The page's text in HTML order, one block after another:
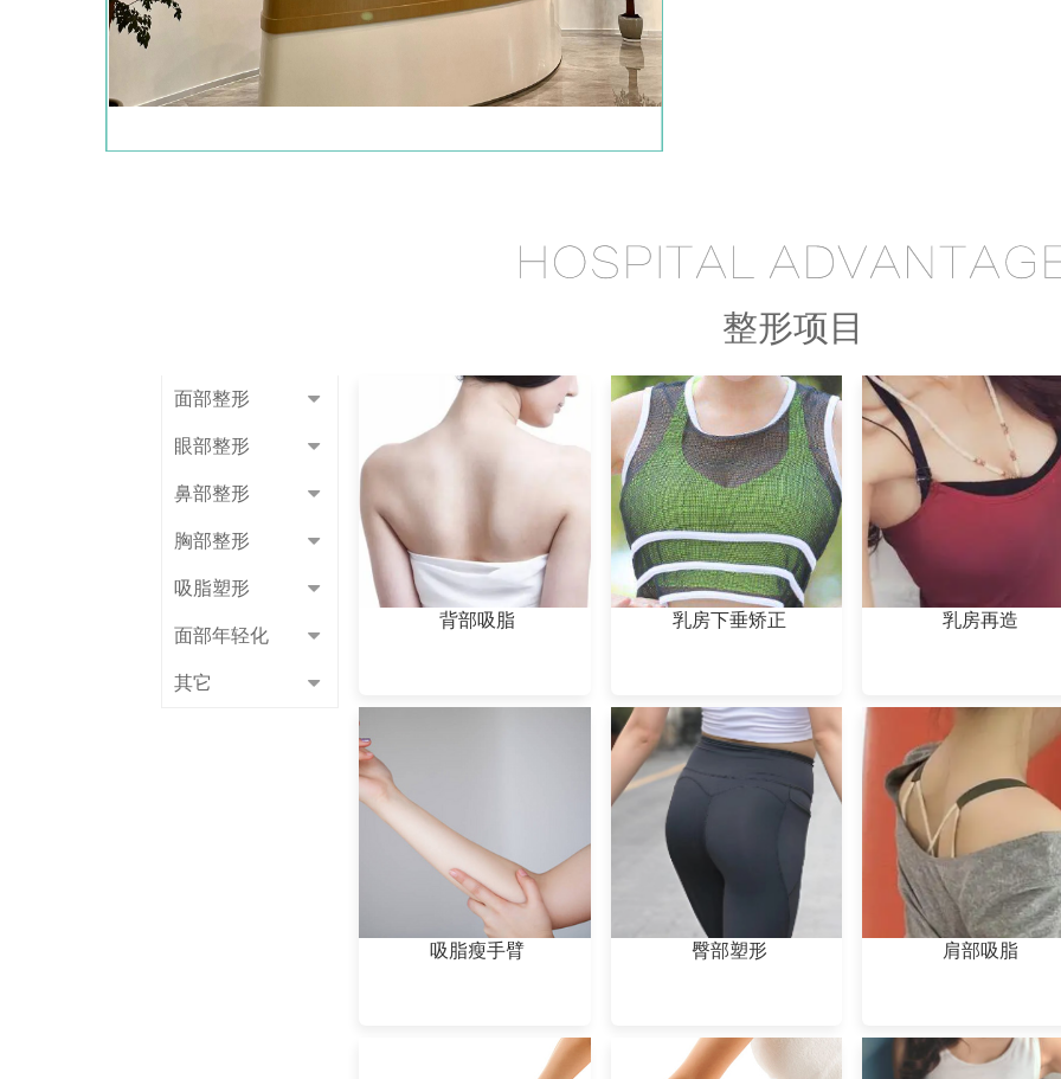
整形项目
面部整形
眼部整形
鼻部整形
胸部整形
吸脂塑形
面部年轻化
其它
背部吸脂 乳房下垂矫正 乳房再造
吸脂瘦手臂 臀部塑形 肩部吸脂